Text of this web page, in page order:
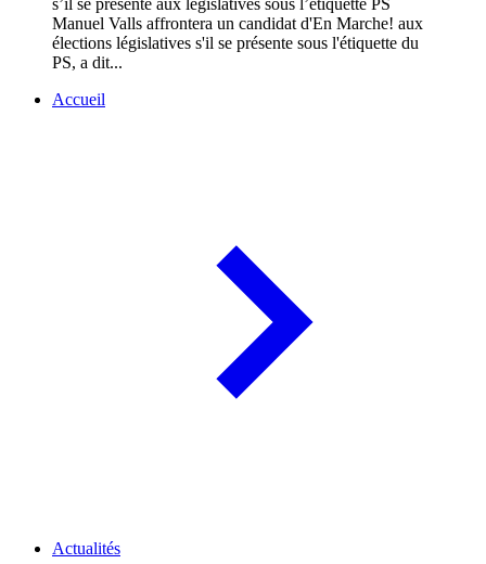
Manuel Valls affrontera un candidat d'En Marche! aux
élections législatives s'il se présente sous l'étiquette du
PS, a dit...
Accueil
Actualités